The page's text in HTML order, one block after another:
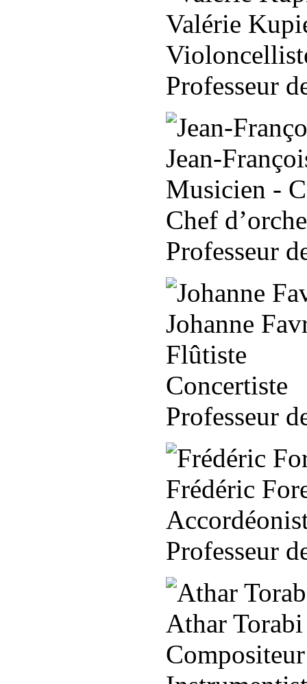
Valérie
Professeur
Jean-
Musicien -
Chef
Professeur
Johanne
Flûtiste
Concertiste
Professeur
Frédéric
Professeur
Athar Torabi
Compositeur